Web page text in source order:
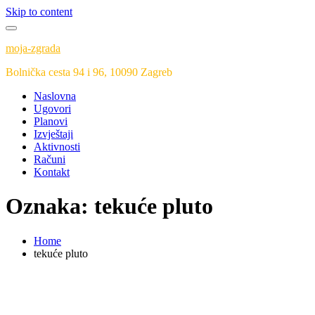
Skip to content
moja-zgrada
Bolnička cesta 94 i 96, 10090 Zagreb
Naslovna
Ugovori
Planovi
Izvještaji
Aktivnosti
Računi
Kontakt
Oznaka: tekuće pluto
Home
tekuće pluto